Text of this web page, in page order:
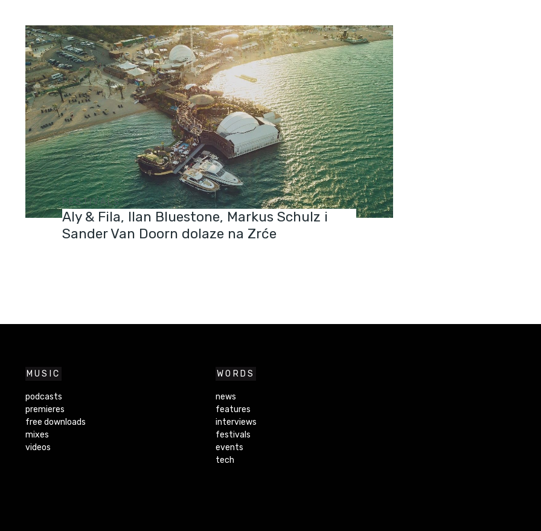
FESTIVALS
Aly & Fila, Ilan Bluestone, Markus Schulz i
Sander Van Doorn dolaze na Zrće
MUSIC
podcasts
premieres
free downloads
mixes
videos
WORDS
news
features
interviews
festivals
events
tech